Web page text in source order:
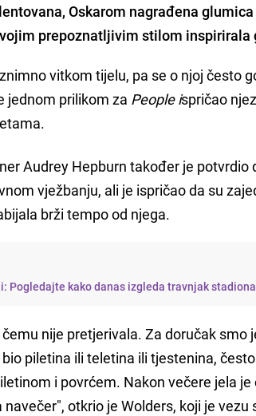
Oskarom nagrađena
prepoznatljivim stilom inspirirala
vitkom tijelu, pa se o njoj često
jednom prilikom za People ispričao
Audrey Hepburn također je potvrdio
vježbanju, ali je ispričao da su
brži tempo od njega.
Pogledajte kako danas izgleda travnjak
čemu nije pretjerivala. Za doručak smo
piletina ili teletina ili tjestenina,
i povrćem. Nakon večere jela je
otkrio je Wolders, koji je vezu